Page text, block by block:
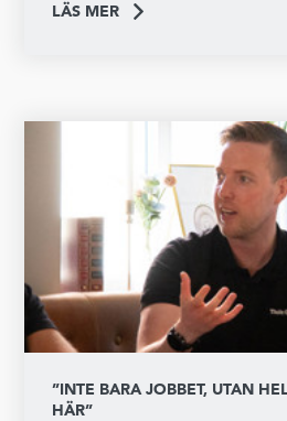
LÄS MER
”INTE BARA JOBBET, UTAN
HÄR”